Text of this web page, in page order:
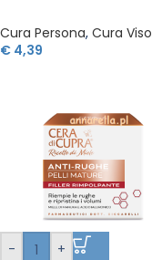
Cura Persona, Cura Viso
€ 4,39
- +